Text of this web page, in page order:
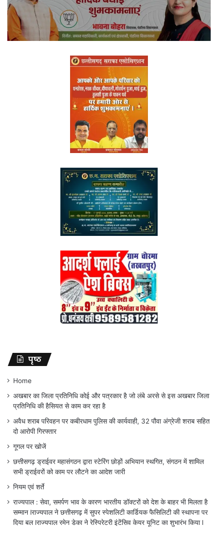
पृष्ठ
Home
अखबार का जिला प्रतिनिधि कोई और पत्रकार है जो लंबे अरसे से इस अखबार जिला
प्रतिनिधि की हैसियत से काम कर रहा है
अवैध शराब परिवहन पर कबीरधाम पुलिस की कार्यवाही, 32 पौवा अंग्रेजी शराब सहित
दो आरोपी गिरफ्तार
गूगल पर खोजें
छत्तीसगढ़ ड्राईवर महासंगठन द्वारा स्टेरिंग छोड़ों अभियान स्थगित, संगठन में शामिल
सभी ड्राईवरों को काम पर लौटने का आदेश जारी
नियम एवं शर्ते
राज्यपाल : सेवा, समर्पण भाव के कारण भारतीय डॉक्टरों को देश के बाहर भी मिलता है
सम्मान lराज्यपाल ने छत्तीसगढ़ में सुपर स्पेशलिटी कार्डियक फैसिलिटी की स्थापना पर
दिया बल lराज्यपाल रमेन डेका ने रेस्पिरेटरी इंटेंसिव केयर यूनिट का शुभारंभ किया l